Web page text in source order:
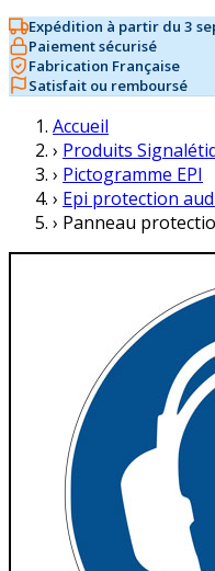
Expédition à partir du 3
Paiement sécurisé
Fabrication Française
Satisfait ou remboursé
Accueil
› Produits
› Pictogramme EPI
› Epi protection
› Panneau